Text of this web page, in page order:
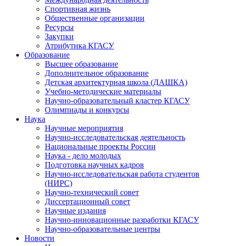
Спортивная жизнь
Общественные организации
Ресурсы
Закупки
Атрибутика КГАСУ
Образование
Высшее образование
Дополнительное образование
Детская архитектурная школа (ДАШКА)
Учебно-методические материалы
Научно-образовательный кластер КГАСУ
Олимпиады и конкурсы
Наука
Научные мероприятия
Научно-исследовательская деятельность
Национальные проекты России
Наука - дело молодых
Подготовка научных кадров
Научно-исследовательская работа студентов
(НИРС)
Научно-технический совет
Диссертационный совет
Научные издания
Научно-инновационные разработки КГАСУ
Научно-образовательные центры
Новости